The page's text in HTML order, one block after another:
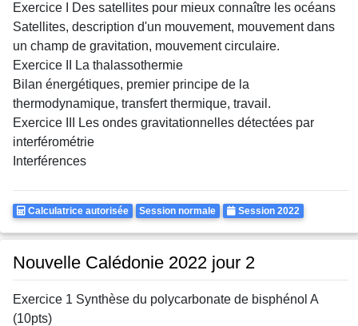
Exercice I Des satellites pour mieux connaître les océans
Satellites, description d'un mouvement, mouvement dans
un champ de gravitation, mouvement circulaire.
Exercice II La thalassothermie
Bilan énergétiques, premier principe de la
thermodynamique, transfert thermique, travail.
Exercice III Les ondes gravitationnelles détectées par
interférométrie
Interférences
Calculatrice
Calculatrice autorisée Rattrapages
Session normale Annee
Session 2022
Nouvelle Calédonie 2022 jour 2
Exercice 1 Synthèse du polycarbonate de bisphénol A
(10pts)